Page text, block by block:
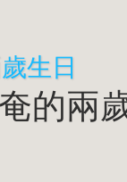
生日
的兩